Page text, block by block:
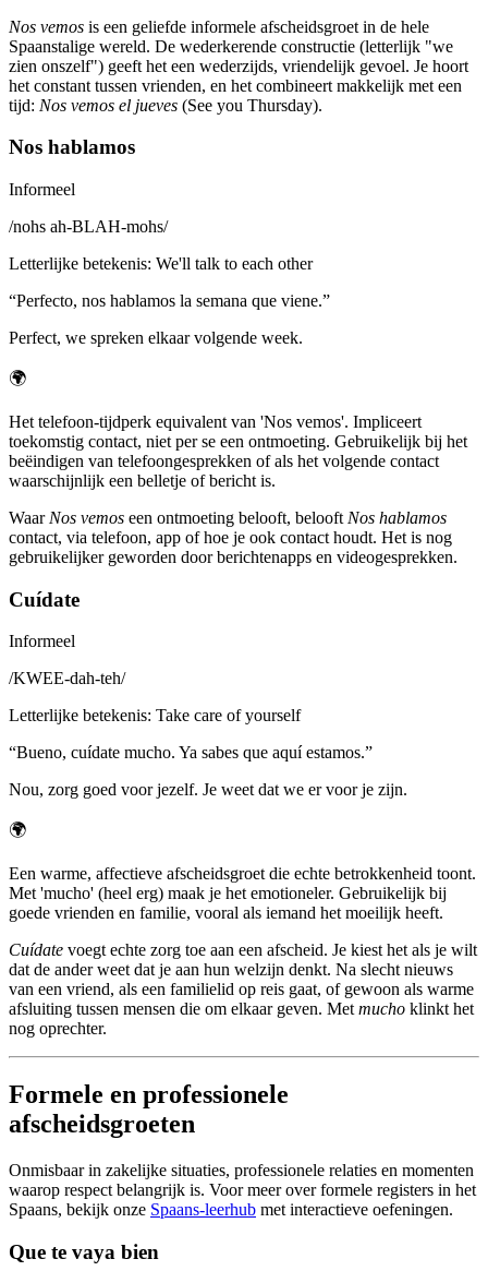
Nos vemos is een geliefde informele afscheidsgroet in de hele
Spaanstalige wereld. De wederkerende constructie (letterlijk "we
zien onszelf") geeft het een wederzijds, vriendelijk gevoel. Je hoort
het constant tussen vrienden, en het combineert makkelijk met een
tijd: Nos vemos el jueves (See you Thursday).
Nos hablamos
Informeel
/nohs ah-BLAH-mohs/
Letterlijke betekenis: We'll talk to each other
“Perfecto, nos hablamos la semana que viene.”
Perfect, we spreken elkaar volgende week.
🌍
Het telefoon-tijdperk equivalent van 'Nos vemos'. Impliceert
toekomstig contact, niet per se een ontmoeting. Gebruikelijk bij het
beëindigen van telefoongesprekken of als het volgende contact
waarschijnlijk een belletje of bericht is.
Waar Nos vemos een ontmoeting belooft, belooft Nos hablamos
contact, via telefoon, app of hoe je ook contact houdt. Het is nog
gebruikelijker geworden door berichtenapps en videogesprekken.
Cuídate
Informeel
/KWEE-dah-teh/
Letterlijke betekenis: Take care of yourself
“Bueno, cuídate mucho. Ya sabes que aquí estamos.”
Nou, zorg goed voor jezelf. Je weet dat we er voor je zijn.
🌍
Een warme, affectieve afscheidsgroet die echte betrokkenheid toont.
Met 'mucho' (heel erg) maak je het emotioneler. Gebruikelijk bij
goede vrienden en familie, vooral als iemand het moeilijk heeft.
Cuídate voegt echte zorg toe aan een afscheid. Je kiest het als je wilt
dat de ander weet dat je aan hun welzijn denkt. Na slecht nieuws
van een vriend, als een familielid op reis gaat, of gewoon als warme
afsluiting tussen mensen die om elkaar geven. Met mucho klinkt het
nog oprechter.
Formele en professionele
afscheidsgroeten
Onmisbaar in zakelijke situaties, professionele relaties en momenten
waarop respect belangrijk is. Voor meer over formele registers in het
Spaans, bekijk onze Spaans-leerhub met interactieve oefeningen.
Que te vaya bien